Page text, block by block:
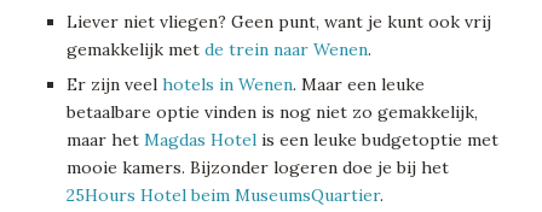
Liever niet vliegen? Geen punt, want je kunt ook vrij
gemakkelijk met de trein naar Wenen.
Er zijn veel hotels in Wenen. Maar een leuke
betaalbare optie vinden is nog niet zo gemakkelijk,
maar het Magdas Hotel is een leuke budgetoptie met
mooie kamers. Bijzonder logeren doe je bij het
25Hours Hotel beim MuseumsQuartier.